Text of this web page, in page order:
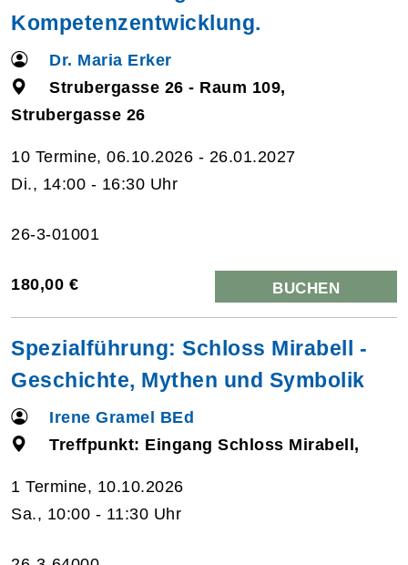
Kompetenzentwicklung.
Dr. Maria Erker
Strubergasse 26 - Raum 109,
Strubergasse 26
10 Termine, 06.10.2026 - 26.01.2027
Di., 14:00 - 16:30 Uhr
26-3-01001
180,00 € BUCHEN
Spezialführung: Schloss Mirabell -
Geschichte, Mythen und Symbolik
Irene Gramel BEd
Treffpunkt: Eingang Schloss Mirabell,
1 Termine, 10.10.2026
Sa., 10:00 - 11:30 Uhr